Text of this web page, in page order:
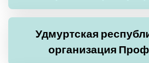
Удмуртская
организация